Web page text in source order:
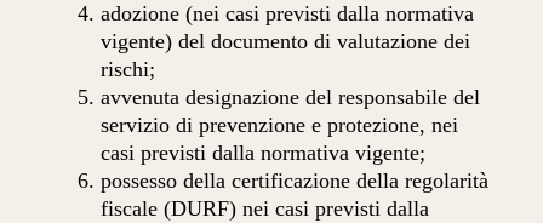
adozione (nei casi previsti dalla normativa
vigente) del documento di valutazione dei
rischi;
avvenuta designazione del responsabile del
servizio di prevenzione e protezione, nei
casi previsti dalla normativa vigente;
possesso della certificazione della regolarità
fiscale (DURF) nei casi previsti dalla